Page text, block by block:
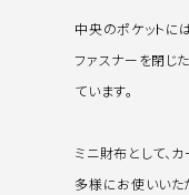
中央のポケットに
ファスナーを閉じ
ています。
ミニ財布として、カ
多様にお使いいた